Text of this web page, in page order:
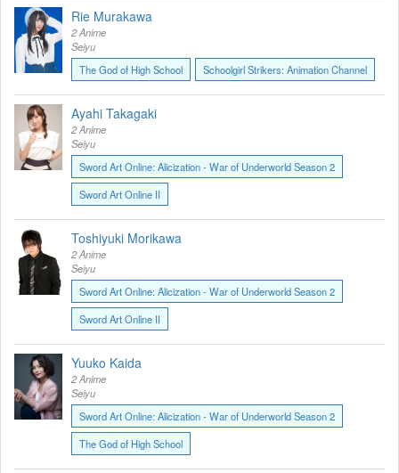
Rie Murakawa
2 Anime
Seiyu
The God of High School
Schoolgirl Strikers: Animation Channel
Ayahi Takagaki
2 Anime
Seiyu
Sword Art Online: Alicization - War of Underworld Season 2
Sword Art Online II
Toshiyuki Morikawa
2 Anime
Seiyu
Sword Art Online: Alicization - War of Underworld Season 2
Sword Art Online II
Yuuko Kaida
2 Anime
Seiyu
Sword Art Online: Alicization - War of Underworld Season 2
The God of High School